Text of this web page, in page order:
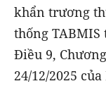
khẩn trương
thống
Điều 9,
24/12/2025